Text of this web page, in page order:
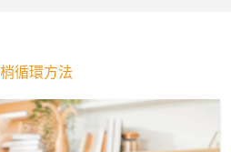
循環方法